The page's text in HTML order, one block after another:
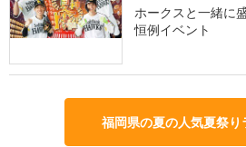
ホークスと一緒に
恒例イベント
福岡県の夏の人気夏祭り